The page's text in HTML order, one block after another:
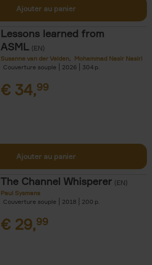
Ajouter au panier
Lessons learned from
ASML (EN)
Susanne van der Velden
Mohammad Nasir Nasiri
Couverture souple
2026 304
€ 34,99
Ajouter au panier
The Channel Whisperer (EN)
Paul Sysmans
Couverture souple
2018 200
€ 29,99